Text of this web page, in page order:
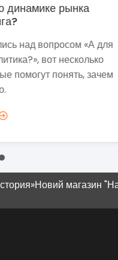
рынка
«А для
несколько
понять, зачем
мы
Новий магазин "Наш